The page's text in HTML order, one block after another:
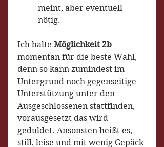
meint, aber eventuell
nötig.
Ich halte Möglichkeit 2b
momentan für die beste Wahl,
denn so kann zumindest im
Untergrund noch gegenseitige
Unterstützung unter den
Ausgeschlossenen stattfinden,
vorausgesetzt das wird
geduldet. Ansonsten heißt es,
still, leise und mit wenig Gepäck